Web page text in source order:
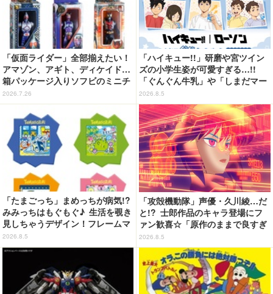
「仮面ライダー」全部揃えたい！
アマゾン、アギト、ディケイド…
箱パッケージ入りソフビのミニチ
ュアが登場
2026.7.26
「ハイキュー!!」研磨や宮ツイン
ズの小学生姿が可愛すぎる…!!
「ぐんぐん牛乳」や「しまだマー
ト」デザインのグッズも!? ロー
ソン限定グッズが登場！
2026.8.5
「たまごっち」まめっちが病気!?
みみっちはもぐもぐ♪ 生活を覗き
見しちゃうデザイン！フレームマ
グネット「ぴたっとフレーム」登
場☆
2026.8.5
「攻殻機動隊」声優・久川綾…だ
と!? 士郎作品のキャラ登場にフ
ァン歓喜☆「原作のままで良すぎ
るな」「脳の処理が追いつかない
よお」…第5話【ネタバレあり反
応まとめ】
2026.8.5